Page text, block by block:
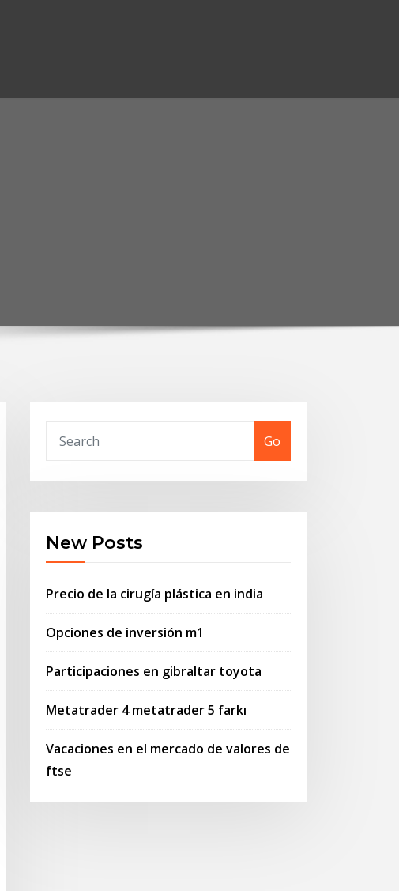
Go
New Posts
Precio de la cirugía plástica en india
Opciones de inversión m1
Participaciones en gibraltar toyota
Metatrader 4 metatrader 5 farkı
Vacaciones en el mercado de valores de
ftse